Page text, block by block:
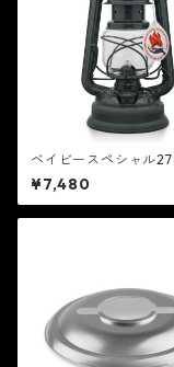
ベイビースペシャル
ック - FEUERHAND
¥7,480